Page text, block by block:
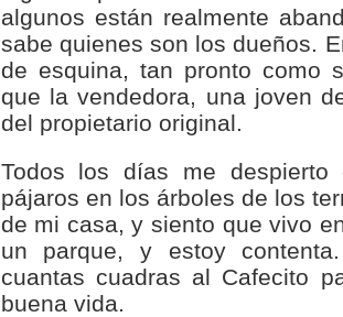
algunos están realmente
sabe quienes son los dueños.
de esquina, tan pronto como
que la vendedora, una joven
del propietario original.
Todos los días me
pájaros en los árboles de los
de mi casa, y siento que vivo
un parque, y estoy
cuantas cuadras al Cafecito
buena vida.